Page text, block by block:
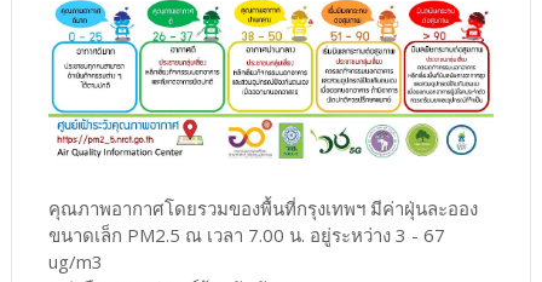
คุณภาพอากาศโดยรวมของพื้นที่กรุงเทพฯ มีค่าฝุ่นละออง
ขนาดเล็ก PM2.5 ณ เวลา 7.00 น. อยู่ระหว่าง 3 - 67
ug/m3